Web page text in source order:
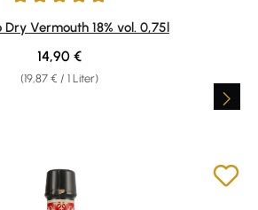
von 5 von 5 Sternen
Vermouth 18% vol. 0,75l
(19,87 € / 1 Liter)
Regulärer Preis:
14,90 €